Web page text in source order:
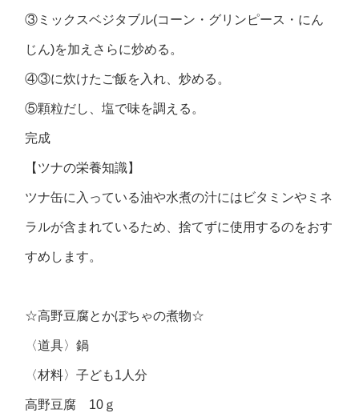
③ミックスベジタブル(コーン・グリンピース・にん
じん)を加えさらに炒める。
④③に炊けたご飯を入れ、炒める。
⑤顆粒だし、塩で味を調える。
完成
【ツナの栄養知識】
ツナ缶に入っている油や水煮の汁にはビタミンやミネ
ラルが含まれているため、捨てずに使用するのをおす
すめします。
☆高野豆腐とかぼちゃの煮物☆
〈道具〉鍋
〈材料〉子ども1人分
高野豆腐 10ｇ